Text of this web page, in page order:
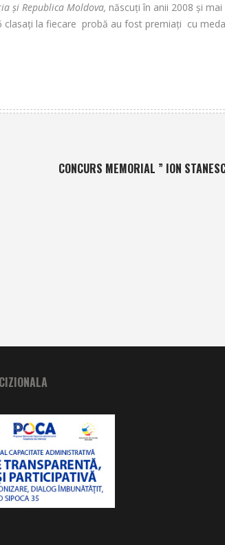
şi Republica Moldova, născuţi în anii 2008 şi
la fiecare probă au fost premiaţi cu
CONCURS MEMORIAL ” ION